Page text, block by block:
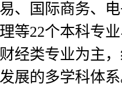
、国际商务、
等22个本科专
经类专业为主
展的多学科体